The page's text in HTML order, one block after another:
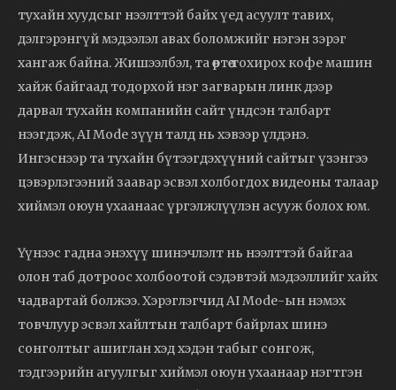
тухайн хуудсыг нээлттэй байх үед асуулт тавих,
дэлгэрэнгүй мэдээлэл авах боломжийг нэгэн зэрэг
хангаж байна. Жишээлбэл, та өөртөө тохирох кофе машин
хайж байгаад тодорхой нэг загварын линк дээр
дарвал тухайн компанийн сайт үндсэн талбарт
нээгдэж, AI Mode зүүн талд нь хэвээр үлдэнэ.
Ингэснээр та тухайн бүтээгдэхүүний сайтыг үзэнгээ
цэвэрлэгээний заавар эсвэл холбогдох видеоны талаар
хиймэл оюун ухаанаас үргэлжлүүлэн асууж болох юм.
Үүнээс гадна энэхүү шинэчлэлт нь нээлттэй байгаа
олон таб дотроос холбоотой сэдэвтэй мэдээллийг хайх
чадвартай болжээ. Хэрэглэгчид AI Mode-ын нэмэх
товчлуур эсвэл хайлтын талбарт байрлах шинэ
сонголтыг ашиглан хэд хэдэн табыг сонгож,
тэдгээрийн агуулгыг хиймэл оюун ухаанаар нэгтгэн